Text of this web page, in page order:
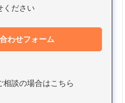
ください
わせフォーム
相談の場合はこちら